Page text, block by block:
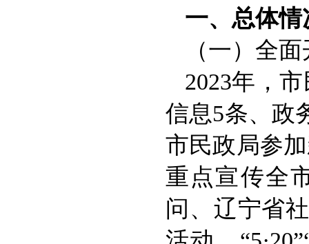
一、总体情
（一）全
2023年，
信息5条、政
市民政局参
重点宣传全
问、辽宁省